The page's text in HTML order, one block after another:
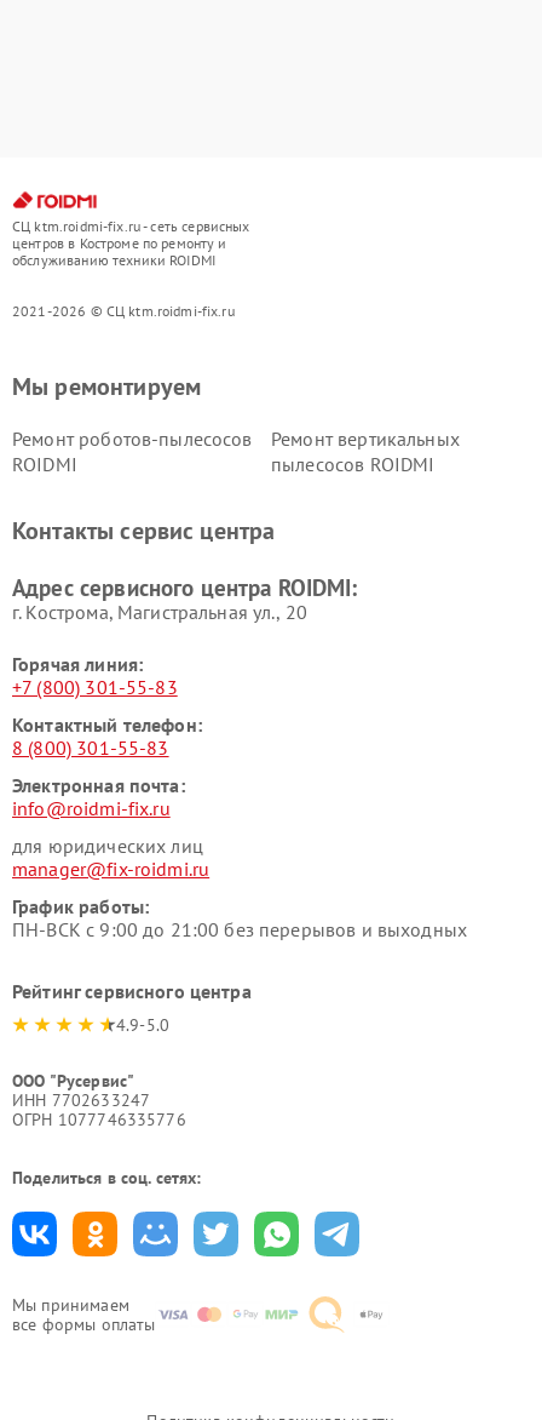
СЦ ktm.roidmi-fix.ru - сеть сервисных
центров в Костроме по ремонту и
обслуживанию техники ROIDMI
2021-2026 © СЦ ktm.roidmi-fix.ru
Мы принимаем
все формы оплаты
Мы ремонтируем
Ремонт роботов-пылесосов
ROIDMI
Ремонт вертикальных
пылесосов ROIDMI
Контакты сервис центра
Адрес сервисного центра ROIDMI:
г. Кострома, Магистральная ул., 20
Горячая линия:
+7 (800) 301-55-83
Контактный телефон:
8 (800) 301-55-83
Электронная почта:
info@roidmi-fix.ru
для юридических лиц
manager@fix-roidmi.ru
График работы:
ПН-ВСК с 9:00 до 21:00 без перерывов и выходных
Рейтинг сервисного центра
4.9-5.0
ООО "Русервис"
ИНН 7702633247
ОГРН 1077746335776
Поделиться в соц. сетях: